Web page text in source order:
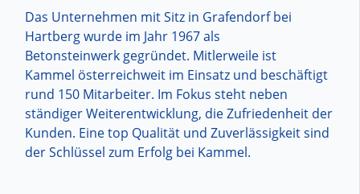
Das Unternehmen mit Sitz in Grafendorf bei
Hartberg wurde im Jahr 1967 als
Betonsteinwerk gegründet. Mitlerweile ist
Kammel österreichweit im Einsatz und beschäftigt
rund 150 Mitarbeiter. Im Fokus steht neben
ständiger Weiterentwicklung, die Zufriedenheit der
Kunden. Eine top Qualität und Zuverlässigkeit sind
der Schlüssel zum Erfolg bei Kammel.